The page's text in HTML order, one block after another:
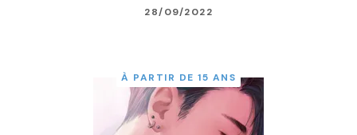
28/09/2022
À PARTIR DE 15 ANS